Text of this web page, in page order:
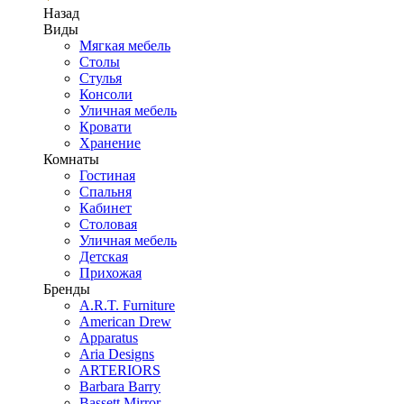
Назад
Виды
Мягкая мебель
Столы
Стулья
Консоли
Уличная мебель
Кровати
Хранение
Комнаты
Гостиная
Спальня
Кабинет
Столовая
Уличная мебель
Детская
Прихожая
Бренды
A.R.T. Furniture
American Drew
Apparatus
Aria Designs
ARTERIORS
Barbara Barry